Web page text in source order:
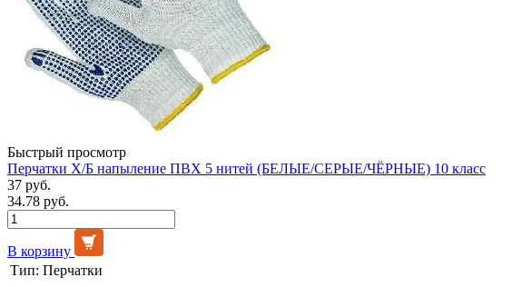
Быстрый просмотр
Перчатки Х/Б напыление ПВХ 5 нитей (БЕЛЫЕ/СЕРЫЕ/ЧЁРНЫЕ) 10 класс
37 руб.
34.78 руб.
В корзину
Тип: Перчатки